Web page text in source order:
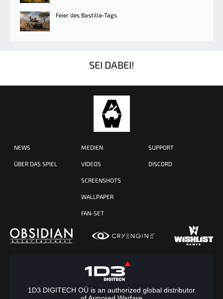
Feier des Bastille-Tags
SEI DABEI!
NEWS
ÜBER DAS SPIEL
MEDIEN
VIDEOS
SCREENSHOTS
WALLPAPER
FAN-SET
SUPPORT
DISCORD
1D3 DIGITECH OÜ is an authorized global distributor